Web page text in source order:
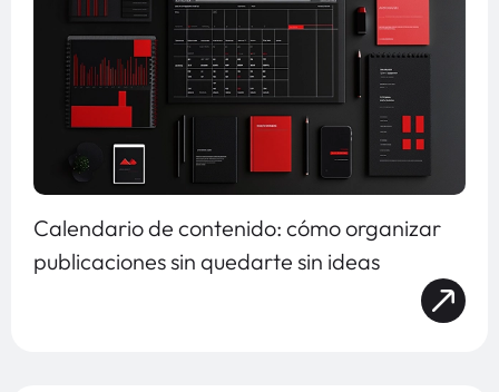
Calendario de contenido: cómo organizar
publicaciones sin quedarte sin ideas